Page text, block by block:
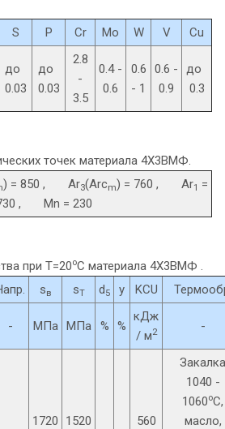
S P Cr Mo W V Cu
до
0.03
до
0.03
2.8
-
3.5
0.4 -
0.6
0.6
- 1
0.6 -
0.9
до
0.3
точек материала 4Х3ВМФ.
) = 850 , Ar3(Arcm) = 760 , Ar1 =
, Mn = 230
при Т=20oС материала 4Х3ВМФ .
sв sT d5 y KCU
- МПа МПа % %
кДж
/ м2 -
1720 1520 560
Закалка
1040 -
1060oC,
масло,